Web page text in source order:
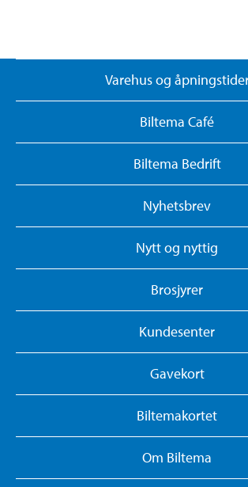
Varehus og
Biltema Café
Biltema Bedrift
Nyhetsbrev
Nytt og nyttig
Brosjyrer
Kundesenter
Gavekort
Biltemakortet
Om Biltema